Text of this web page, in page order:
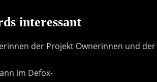
interessant
der Projekt Ownerinnen und der
im Defox-